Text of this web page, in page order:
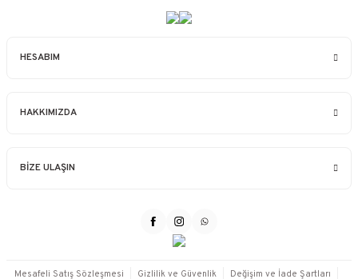
HESABIM
HAKKIMIZDA
BİZE ULAŞIN
Mesafeli Satış Sözleşmesi Gizlilik ve Güvenlik Değişim ve İade Şartları